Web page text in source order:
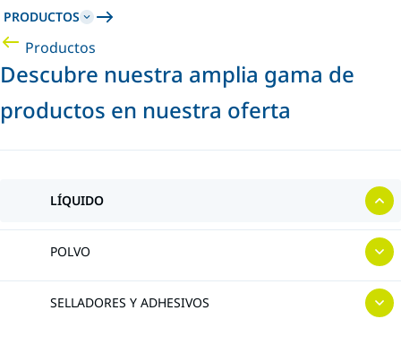
PRODUCTOS
Productos
Descubre nuestra amplia gama de
productos en nuestra oferta
LÍQUIDO
POLVO
SELLADORES Y ADHESIVOS